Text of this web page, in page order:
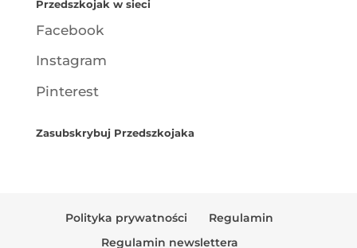
Przedszkojak w sieci
Facebook
Instagram
Pinterest
Zasubskrybuj Przedszkojaka
Polityka prywatności
Regulamin
Regulamin newslettera